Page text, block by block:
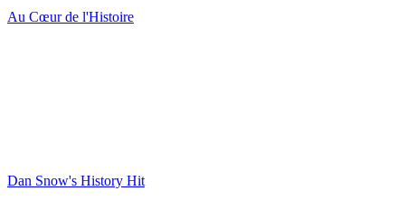
Au Cœur de l'Histoire
Dan Snow's History Hit